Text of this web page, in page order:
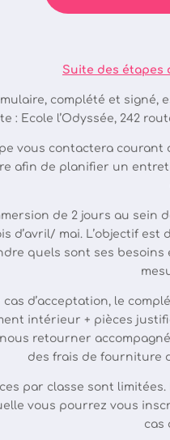
Suite des étapes
complété et signé,
: Ecole l’Odyssée, 242
vous contactera
afin de planifier un
de 2 jours au sein
d’avril/ mai. L’objectif
quels sont ses besoins
cas d’acceptation, le
intérieur + pièces
nous retourner
des frais de fourniture
par classe sont
vous pourrez vous
cas